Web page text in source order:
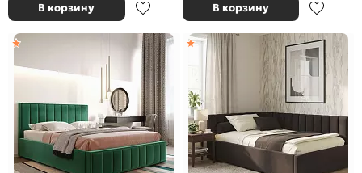
В корзину В корзину